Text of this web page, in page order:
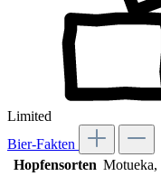
Limited
Bier-Fakten
Hopfensorten Motueka,